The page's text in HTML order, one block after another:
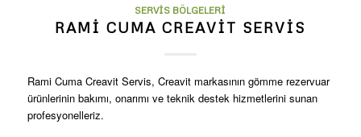
SERVIS BÖLGELERI
RAMI CUMA CREAVIT SERVIS
Rami Cuma Creavit Servis, Creavit markasının gömme rezervuar
ürünlerinin bakımı, onarımı ve teknik destek hizmetlerini sunan
profesyonelleriz.